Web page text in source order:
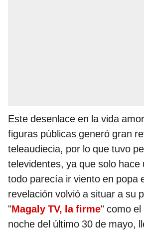
Este desenlace en la vida
figuras públicas generó gran
teleaudiecia, por lo que tuvo
televidentes, ya que solo hace
todo parecía ir viento en popa
revelación volvió a situar a su
"Magaly TV, la firme" como el
noche del último 30 de mayo,